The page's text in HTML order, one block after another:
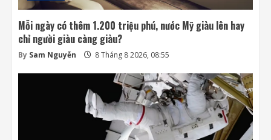
Mỗi ngày có thêm 1.200 triệu phú, nước Mỹ giàu lên hay
chỉ người giàu càng giàu?
By Sam Nguyễn 8 Tháng 8 2026, 08:55